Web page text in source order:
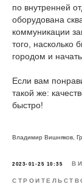
по внутренней
оборудована
коммуникации
того, насколько
городом и
Если вам
такой же:
быстро!
Владимир Вишняков,
2023-01-25 10:35